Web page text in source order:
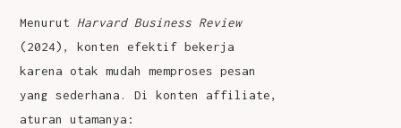
Menurut Harvard Business Review
(2024), konten efektif bekerja
karena otak mudah memproses pesan
yang sederhana. Di konten affiliate,
aturan utamanya: